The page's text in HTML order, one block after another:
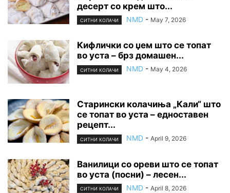
десерт со крем што...
СИТНИ КОЛАЧИ NMD - May 7, 2026
Кифлички со џем што се топат
во уста – брз домашен...
СИТНИ КОЛАЧИ NMD - May 4, 2026
Старински колачиња „Кали“ што
се топат во уста – едноставен
рецепт...
СИТНИ КОЛАЧИ NMD - April 9, 2026
Ванилици со ореви што се топат
во уста (посни) – лесен...
СИТНИ КОЛАЧИ NMD - April 8, 2026